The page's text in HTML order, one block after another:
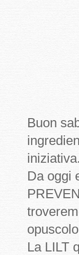
Buon
iniziativa.
Da oggi
La LILT